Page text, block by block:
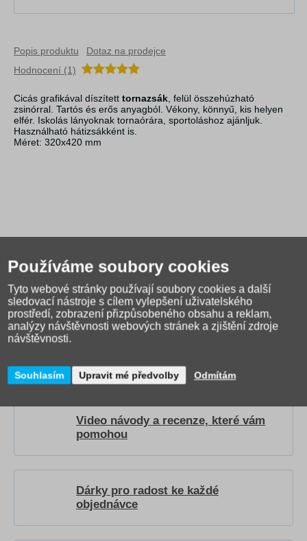
Popis produktu
Dotaz na prodejce
Hodnocení (1)
Cicás grafikával díszített tornazsák, felül összehúzható
zsinórral. Tartós és erős anyagból. Vékony, könnyű, kis helyen
elfér. Iskolás lányoknak tornaórára, sportoláshoz ajánljuk.
Használható hátizsákként is.
Méret: 320x420 mm
Jak správně vybrat školní
průvodce.
Video návody a recenze, které vám
pomohou
Dárky pro radost ke každé
objednávce
Používáme soubory cookies
Tyto webové stránky používají soubory cookies a další
sledovací nástroje s cílem vylepšení uživatelského
prostředí, zobrazení přizpůsobeného obsahu a reklam,
analýzy návštěvnosti webových stránek a zjištění zdroje
návštěvnosti.
Souhlasím Upravit mé předvolby Odmítám